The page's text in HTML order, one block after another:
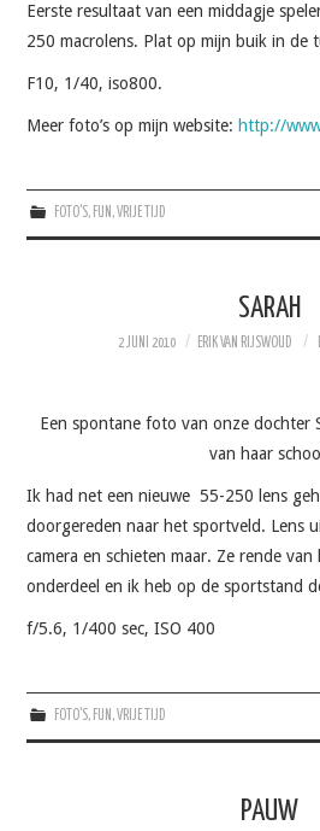
Eerste resultaat van een middagje
250 macrolens. Plat op mijn buik in de
F10, 1/40, iso800.
Meer foto’s op mijn website: http://
FOTO'S, FUN,VRIJE TIJD
SARAH
2 JUNI 2010 ERIK VAN RIJSWOUD
Een spontane foto van onze dochter
van haar
Ik had net een nieuwe 55-250 lens
doorgereden naar het sportveld. Lens
camera en schieten maar. Ze rende
onderdeel en ik heb op de sportstand
f/5.6, 1/400 sec, ISO 400
FOTO'S, FUN ,VRIJE TIJD
PAUW